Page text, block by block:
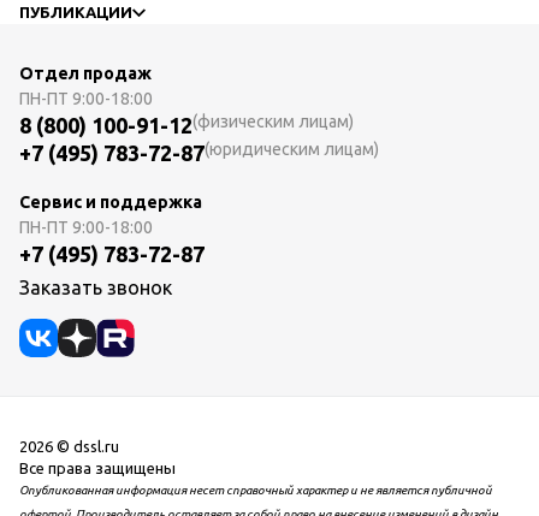
ПУБЛИКАЦИИ
Отдел продаж
ПН-ПТ 9:00-18:00
8 (800) 100-91-12(физическим лицам)
+7 (495) 783-72-87(юридическим лицам)
Сервис и поддержка
ПН-ПТ 9:00-18:00
+7 (495) 783-72-87
Заказать звонок
2026 © dssl.ru
Все права защищены
Опубликованная информация несет справочный характер и не является публичной